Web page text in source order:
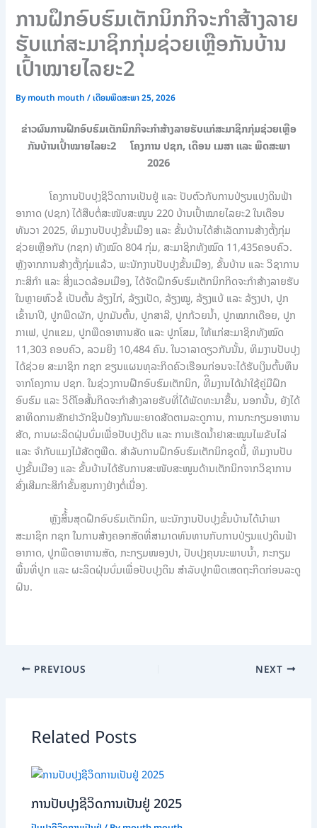
ການຝຶກອົບຮົມເຕັກນິກກິຈະກໍາສ້າງລາຍ
ຮັບແກ່ສະມາຊິກກຸ່ມຊ່ວຍເຫຼືອກັນບ້ານ
ເປົ້າໝາຍໄລຍະ2
Bymouth mouth/ເດືອນພຶດສະພາ 25, 2026
ຂ່າວຜົນການຝຶກອົບຮົມເຕັກນິກກິຈະກໍາສ້າງລາຍຮັບແກ່ສະມາຊິກກຸ່ມຊ່ວຍເຫຼືອ
ກັນບ້ານເປົ້າໝາຍໄລຍະ2 ໂຄງການ ປຊກ, ເດືອນ ເມສາ ແລະ ພຶດສະພາ
2026
ໂຄງການປັບປຸງຊີວິດການເປັນຢູ່ ແລະ ປັບຕົວກັບການປ່ຽນແປງດິນຟ້າ
ອາກາດ (ປຊກ) ໄດ້ສືບຕໍ່ສະໜັບສະໜູນ 220 ບ້ານເປົ້າໝາຍໄລຍະ2 ໃນເດືອນ
ທັນວາ 2025, ທິມງານປັບປຸງຂັ້ນເມືອງ ແລະ ຂັ້ນບ້ານໄດ້ສໍາເລັດການສ້າງຕັ້ງກຸ່ມ
ຊ່ວຍເຫຼືອກັນ (ກຊກ) ທັງໝົດ 804 ກຸ່ມ, ສະມາຊິກທັງໝົດ 11,435ຄອບຄົວ.
ຫຼັງຈາກການສ້າງຕັ້ງກຸ່ມແລ້ວ, ພະນັກງານປັບປຸງຂັ້ນເມືອງ, ຂັ້ນບ້ານ ແລະ ວິຊາການ
ກະສິກໍາ ແລະ ສິ່ງແວດລ້ອມເມືອງ, ໄດ້ຈັດຝຶກອົບຮົມເຕັກນິກກິດຈະກໍາສ້າງລາຍຮັບ
ໃນຫຼາຍຫົວຂໍ້ ເປັນຕົ້ນ ລ້ຽງໄກ່, ລ້ຽງເປັດ, ລ້ຽງໝູ, ລ້ຽງແບ້ ແລະ ລ້ຽງປາ, ປູກ
ເຂົ້ານາປີ, ປູກພືດຜັກ, ປູກມັນຕົ້ນ, ປູກສາລີ, ປູກກ້ວຍນໍ້າ, ປູກໝາກເດືອຍ, ປູກ
ກາເຟ, ປູກແຂມ, ປູກພືດອາຫານສັດ ແລະ ປູກໂສມ, ໃຫ້ແກ່ສະມາຊິກທັງໝົດ
11,303 ຄອບຄົວ, ລວມຍິງ 10,484 ຄົນ. ໃນວາລາດຽວກັນນັ້ນ, ທິມງານປັບປຸງ
ໄດ້ຊ່ວຍ ສະມາຊິກ ກຊກ ຂຽນແຜນທຸລະກິດຄົວເຮືອນກ່ອນຈະໄດ້ຮັບເງິນຕົ້ນທຶນ
ຈາກໂຄງການ ປຊກ. ໃນຊ່ວງການຝືກອົບຮົມເຕັກນິກ, ທີິມງານໄດ້ນໍາໃຊ້ຄູ່ມືຝຶກ
ອົບຮົມ ແລະ ວິດີໂອສັ້ນກິດຈະກໍາສ້າງລາຍຮັບທີ່ໄດ້ພັດທະນາຂື້ນ, ນອກນັ້ນ, ຍັງໄດ້
ສາທິດການສັກຢາວັກຊິນປ້ອງກັນພະຍາດສັດຕາມລະດູການ, ການກະກຽມອາຫານ
ສັດ, ການຜະລິດຝຸ່ນບົ່ມເພື່ອປັບປຸງດິນ ແລະ ການເຮັດນໍ້າຢາສະໝູນໄພຂັບໄລ່
ແລະ ຈໍາກັບແມງໄມ້ສັດຕູພືດ. ສໍາລັບການຝຶກອົບຮົມເຕັກນິກຊຸດນີ້, ທິມງານປັບ
ປູງຂັ້ນເມືອງ ແລະ ຂັ້ນບ້ານໄດ້ຮັບການສະໜັບສະໜູນດ້ານເຕັກນິກຈາກວິຊາການ
ສົ່ງເສີມກະສິກໍາຂັ້ນສູນກາງຢ່າງຕໍ່ເນື່ອງ.
ຫຼັງສິ້້ນສຸດຝຶກອົບຮົມເຕັກນິກ, ພະນັກງານປັບປຸງຂັ້ນບ້ານໄດ້ນໍາພາ
ສະມາຊິກ ກຊກ ໃນການສ້າງຄອກສັດທີ່ສາມາດທົນທານກັບການປ່ຽນແປງດິນຟ້າ
ອາກາດ, ປູກພືດອາຫານສັດ, ກະກຽມໜອງປາ, ປັບປຸງຄຸນນະພາບນໍ້າ, ກະກຽມ
ພື້ນທີ່ປູກ ແລະ ຜະລິດຝຸ່ນບົ່ມເພື່ອປັບປຸງດິນ ສໍາລັບປູກພືດເສດຖະກິດກ່ອນລະດູ
ຝົນ.
PREVIOUS NEXT
Related Posts
ການປັບປຸງຊີວິດການເປັນຢູ່ 2025